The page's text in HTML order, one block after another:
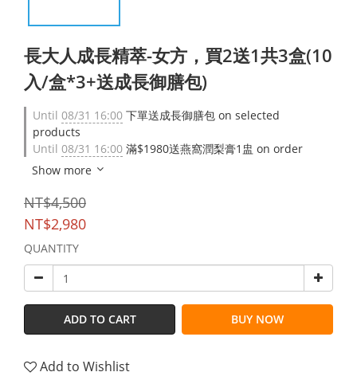
長大人成長精萃-女方，買2送1共3盒(10
入/盒*3+送成長御膳包)
Until 08/31 16:00 下單送成長御膳包 on selected
products
Until 08/31 16:00 滿$1980送燕窩潤梨膏1盅 on order
Show more
NT$4,500
NT$2,980
QUANTITY
ADD TO CART BUY NOW
Add to Wishlist